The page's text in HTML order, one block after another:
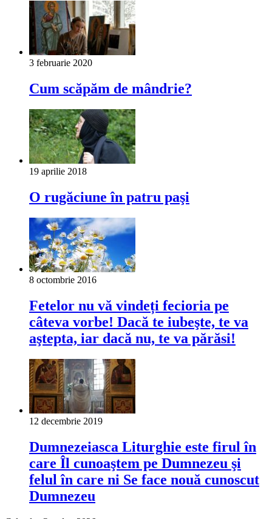
3 februarie 2020
Cum scăpăm de mândrie?
19 aprilie 2018
O rugăciune în patru paşi
8 octombrie 2016
Fetelor nu vă vindeți fecioria pe
câteva vorbe! Dacă te iubeşte, te va
aştepta, iar dacă nu, te va părăsi!
12 decembrie 2019
Dumnezeiasca Liturghie este firul în
care Îl cunoaştem pe Dumnezeu şi
felul în care ni Se face nouă cunoscut
Dumnezeu